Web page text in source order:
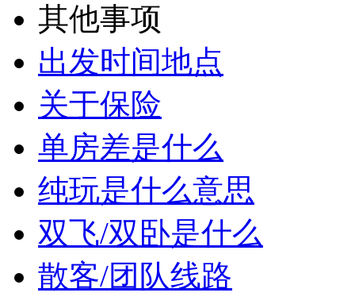
其他事项
出发时间地点
关于保险
单房差是什么
纯玩是什么意思
双飞/双卧是什么
散客/团队线路